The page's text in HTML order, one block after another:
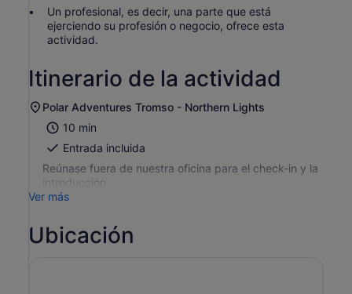
Un profesional, es decir, una parte que está
ejerciendo su profesión o negocio, ofrece esta
actividad.
Itinerario de la actividad
Polar Adventures Tromso - Northern Lights
10 min
Entrada incluida
Reúnase fuera de nuestra oficina para el check-in y la
introducción
Ver más
Ubicación